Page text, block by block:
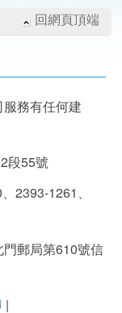
回網頁頂端
務有任何建
段55號
2393-1261、
郵局第610號信
|